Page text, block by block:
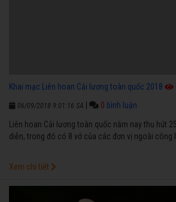
Khai mạc Liên hoan Cải lương toàn quốc 2018
06/09/2018 9:01:16 SA 0 bình luận
Liên hoan Cải lương toàn quốc năm nay thu hút
diễn, trong đó có 8 vở của các đơn vị ngoài công
Xem chi tiết